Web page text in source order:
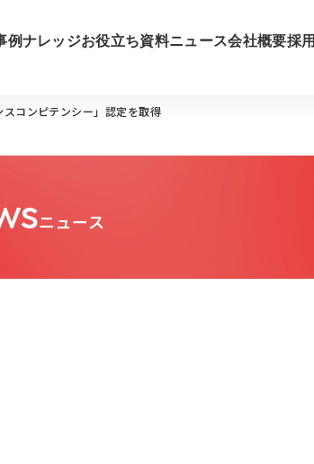
例ナレッジお役立ち資料ニュース会社概要採用
コンピテンシー」認定を取得
ニュース